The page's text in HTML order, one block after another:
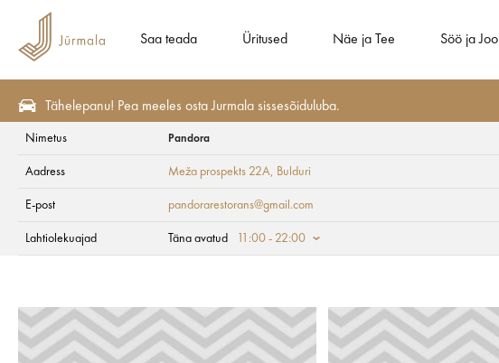
Saa teada Üritused Näe ja Tee Söö ja Joo
Tähelepanu! Pea meeles osta Jurmala sissesõiduluba.
Pandora
Nimetus Pandora
Aadress Meža prospekts 22A, Bulduri
E-post pandorarestorans@gmail.com
Lahtiolekuajad Täna avatud 11:00 - 22:00